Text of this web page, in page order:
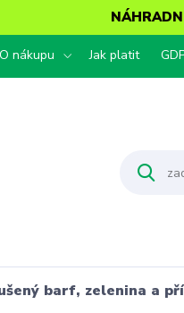
O nákupu Jak platit
barf, zelenina a